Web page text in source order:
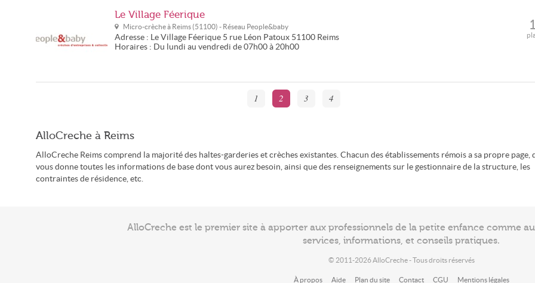
Le Village Féerique
Micro-crèche à Reims (51100) - Réseau People&baby
Adresse : Le Village Féerique 5 rue Léon Patoux 51100 Reims
Horaires : Du lundi au vendredi de 07h00 à 20h00
1 2 3 4
AlloCreche à Reims
AlloCreche Reims comprend la majorité des haltes-garderies et crèches existantes. Chacun des établissements rémois a sa propre page,
vous donne toutes les informations de base dont vous aurez besoin, ainsi que des renseignements sur le gestionnaire de la structure, les
contraintes de résidence, etc.
AlloCreche est le premier site à apporter aux professionnels de la petite enfance comme
services, informations, et conseils pratiques.
© 2011-2026 AlloCreche - Tous droits réservés
À propos Aide Plan du site Contact CGU Mentions légales